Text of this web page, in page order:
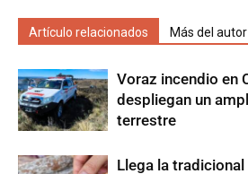
Artículo relacionados Más del autor
Voraz incendio en
despliegan un
terrestre
Llega la